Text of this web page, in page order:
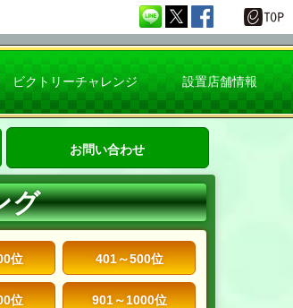
ビクトリーチャレンジ 設置店舗情報
お問い合わせ
グ
位 401～500位
位 901～1000位